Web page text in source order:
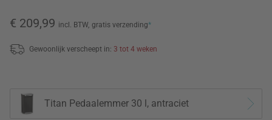
€ 209,99 incl. BTW, gratis verzending*
Gewoonlijk verscheept in: 3 tot 4 weken
Titan Pedaalemmer 30 l, antraciet